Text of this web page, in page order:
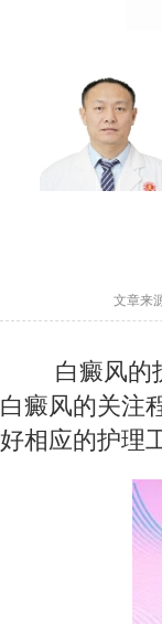
文章来
白癜风的护
白癜风的关注
好相应的护理